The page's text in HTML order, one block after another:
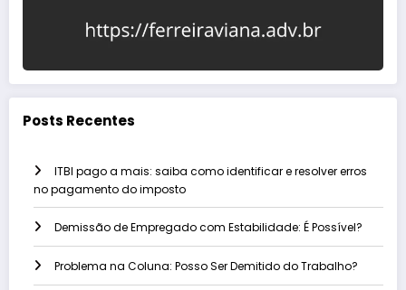
Posts Recentes
ITBI pago a mais: saiba como identificar e resolver erros
no pagamento do imposto
Demissão de Empregado com Estabilidade: É Possível?
Problema na Coluna: Posso Ser Demitido do Trabalho?